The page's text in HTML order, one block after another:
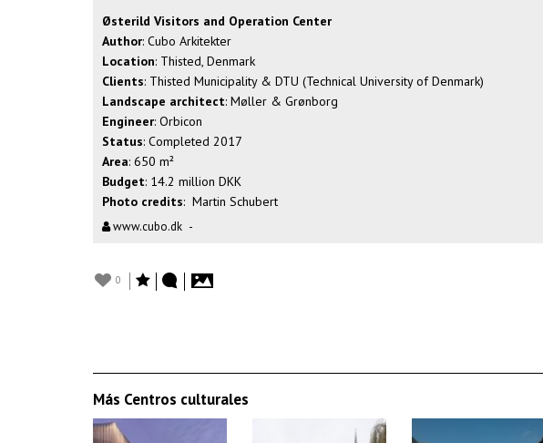
Østerild Visitors and Operation Center
Author: Cubo Arkitekter
Location: Thisted, Denmark
Clients: Thisted Municipality & DTU (Technical University of Denmark)
Landscape architect: Møller & Grønborg
Engineer: Orbicon
Status: Completed 2017
Area: 650 m²
Budget: 14.2 million DKK
Photo credits: Martin Schubert
www.cubo.dk -
0
Más Centros culturales